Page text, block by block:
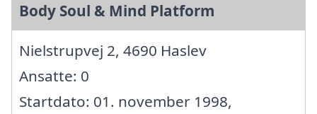
Body Soul & Mind Platform
Nielstrupvej 2, 4690 Haslev
Ansatte: 0
Startdato: 01. november 1998,